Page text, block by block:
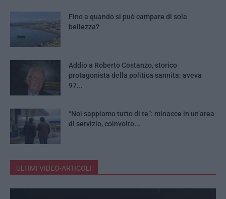
Fino a quando si può campare di sola
bellezza?
Addio a Roberto Costanzo, storico
protagonista della politica sannita: aveva
97...
“Noi sappiamo tutto di te”: minacce in un’area
di servizio, coinvolto...
ULTIMI VIDEO-ARTICOLI